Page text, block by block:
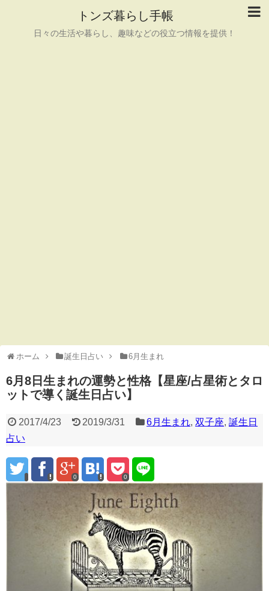
トンズ暮らし手帳
日々の生活や暮らし、趣味などの役立つ情報を提供！
ホーム 誕生日占い 6月生まれ
6月8日生まれの運勢と性格【星座/占星術とタロ
ットで導く誕生日占い】
2017/4/23 2019/3/31 6月生まれ,双子座,誕生日
占い
0 0